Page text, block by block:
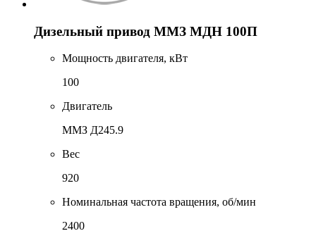
Дизельный привод ММЗ МДН 100П
Мощность двигателя, кВт
100
Двигатель
ММЗ Д245.9
Вес
920
Номинальная частота вращения, об/мин
2400